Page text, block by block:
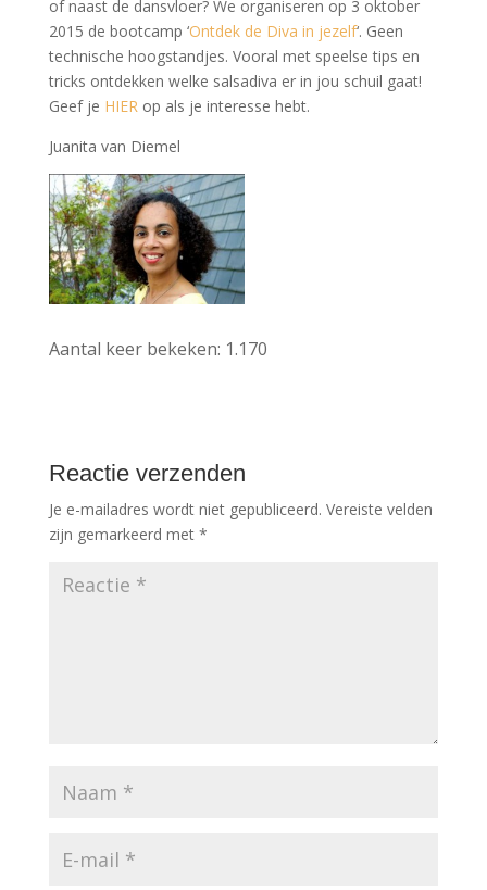
of naast de dansvloer? We organiseren op 3 oktober
2015 de bootcamp ‘Ontdek de Diva in jezelf‘. Geen
technische hoogstandjes. Vooral met speelse tips en
tricks ontdekken welke salsadiva er in jou schuil gaat!
Geef je HIERop als je interesse hebt.
Juanita van Diemel
Aantal keer bekeken: 1.170
Reactie verzenden
Je e-mailadres wordt niet gepubliceerd. Vereiste velden
zijn gemarkeerd met *